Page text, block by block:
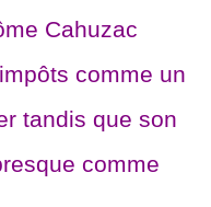
Cahuzac
comme un
tandis que son
comme